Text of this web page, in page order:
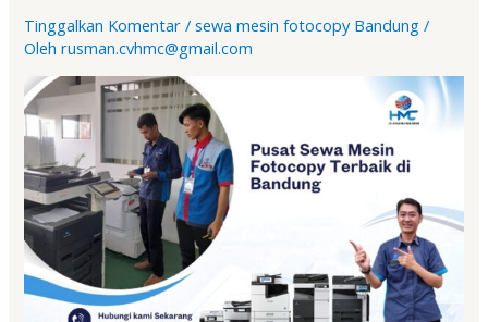
Tinggalkan Komentar /sewa mesin fotocopy Bandung /
Olehrusman.cvhmc@gmail.com